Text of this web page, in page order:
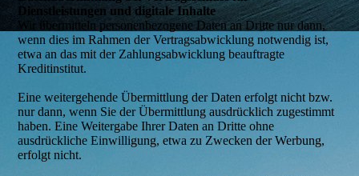
Dienstleistungen und digitale Inhalte
Wir übermitteln personenbezogene Daten an Dritte nur dann,
wenn dies im Rahmen der Vertragsabwicklung notwendig ist,
etwa an das mit der Zahlungsabwicklung beauftragte
Kreditinstitut.
Eine weitergehende Übermittlung der Daten erfolgt nicht bzw.
nur dann, wenn Sie der Übermittlung ausdrücklich zugestimmt
haben. Eine Weitergabe Ihrer Daten an Dritte ohne
ausdrückliche Einwilligung, etwa zu Zwecken der Werbung,
erfolgt nicht.